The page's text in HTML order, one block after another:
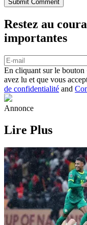
Submit Comment
Restez au
importantes
En cliquant sur le
avez lu et que vous
de confidentialité and
Annonce
Lire Plus